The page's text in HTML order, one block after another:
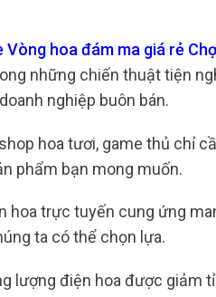
Vòng hoa đám ma giá rẻ
những chiến thuật tiện
nghiệp buôn bán.
hoa tươi, game thủ chỉ
phẩm bạn mong muốn.
hoa trực tuyến cung ứng
ta có thể chọn lựa.
lượng điện hoa được giảm